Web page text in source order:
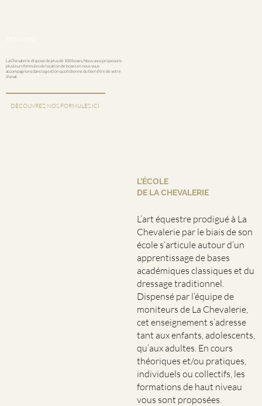
La Chevalerie dispose de plus de 100 boxes, Nous vous proposons
plusieurs formules de location de boxes et nous vous
accompagnons dans la gestion quotidienne du bien être de votre
cheval.
DÉCOUVREZ NOS FORMULES ICI
L’ÉCOLE
DE LA CHEVALERIE
L’art équestre prodigué à La
Chevalerie par le biais de son
école s’articule autour d’un
apprentissage de bases
académiques classiques et du
dressage traditionnel.
Dispensé par l’équipe de
moniteurs de La Chevalerie,
cet enseignement s’adresse
tant aux enfants, adolescents,
qu’aux adultes. En cours
théoriques et/ou pratiques,
individuels ou collectifs, les
formations de haut niveau
vous sont proposées.